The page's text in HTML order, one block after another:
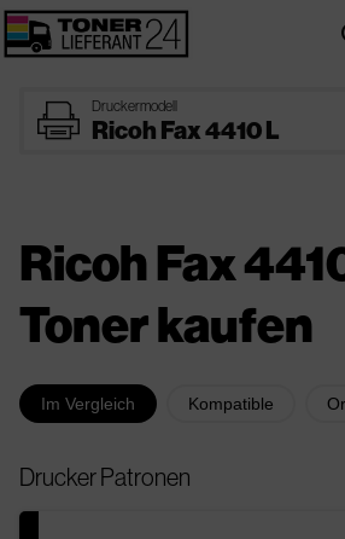
printer Druckermodell
Ricoh Fax 4410 L
Ricoh Fax
Toner kaufen
Im Vergleich Kompatible
Drucker Patronen